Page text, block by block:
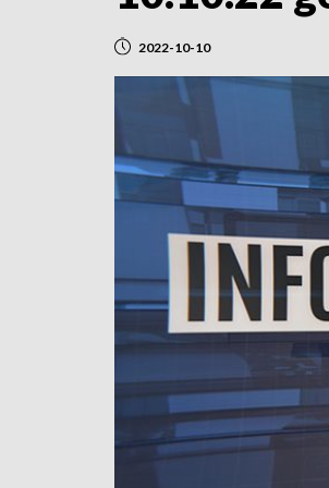
2022-10-10